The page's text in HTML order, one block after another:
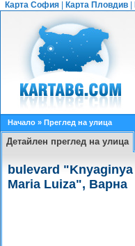
Карта София Карта Пловдив
Начало » Преглед на улица
Детайлен преглед на улица
bulevard "Knyaginya
Maria Luiza", Варна